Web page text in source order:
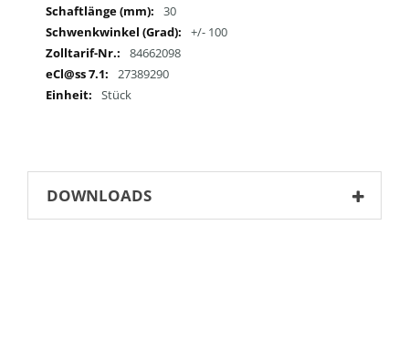
30
+/- 100
84662098
27389290
Stück
DOWNLOADS